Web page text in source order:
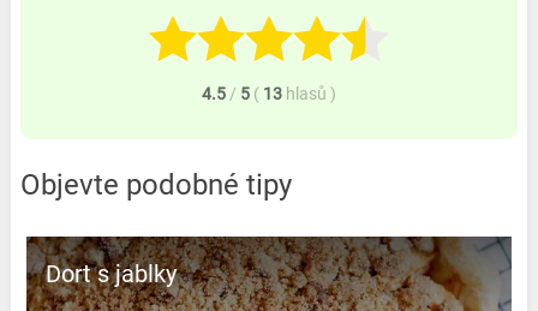
4.5 / 5 ( 13 hlasů )
Objevte podobné tipy
Dort s jablky